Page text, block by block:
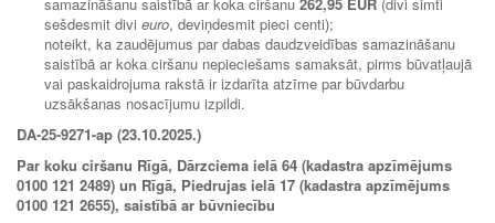
sešdesmit divi euro, deviņdesmit pieci centi);
noteikt, ka zaudējumus par dabas daudzveidības samazināšanu
saistībā ar koka ciršanu nepieciešams samaksāt, pirms būvatļaujā
vai paskaidrojuma rakstā ir izdarīta atzīme par būvdarbu
uzsākšanas nosacījumu izpildi.
DA-25-9271-ap (23.10.2025.)
Par koku ciršanu Rīgā, Dārzciema ielā 64 (kadastra apzīmējums
0100 121 2489) un Rīgā, Piedrujas ielā 17 (kadastra apzīmējums
0100 121 2655), saistībā ar būvniecību